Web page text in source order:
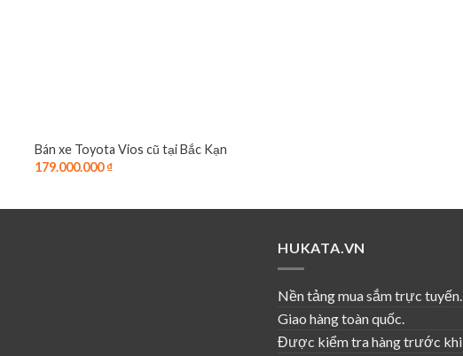
Bán xe Toyota Vios cũ tại Bắc Kạn
179.000.000₫
HUKATA.VN
Nền tảng mua sắm trực tuyến.
Giao hàng toàn quốc.
Được kiểm tra hàng trước khi